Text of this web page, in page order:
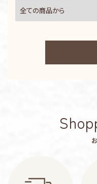
キーワード
カテゴリー